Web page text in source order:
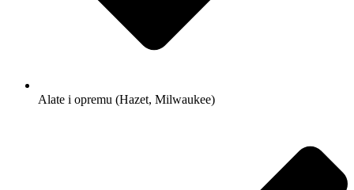
Alate i opremu (Hazet, Milwaukee)